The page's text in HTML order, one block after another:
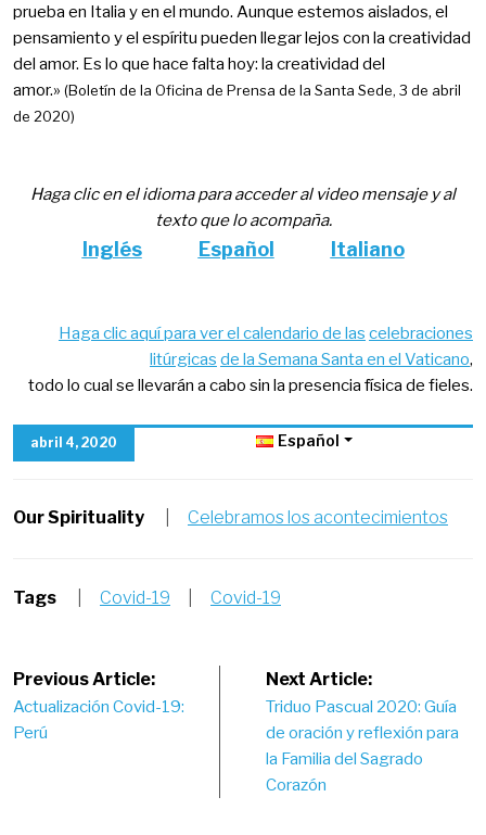
prueba en Italia y en el mundo. Aunque estemos aislados, el
pensamiento y el espíritu pueden llegar lejos con la creatividad
del amor. Es lo que hace falta hoy: la creatividad del
amor.» (Boletín de la Oficina de Prensa de la Santa Sede, 3 de abril
de 2020)
Haga clic en el idioma para acceder al video mensaje y al
texto que lo acompaña.
Inglés Español Italiano
Haga clic aquí para ver el calendario de las celebraciones
litúrgicas de la Semana Santa en el Vaticano,
todo lo cual se llevarán a cabo sin la presencia física de fieles.
abril 4, 2020 Español
Our Spirituality Celebramos los acontecimientos
Tags Covid-19 Covid-19
Post
navigation
Previous Article:
Actualización Covid-19:
Perú
Next Article:
Triduo Pascual 2020: Guía
de oración y reflexión para
la Familia del Sagrado
Corazón